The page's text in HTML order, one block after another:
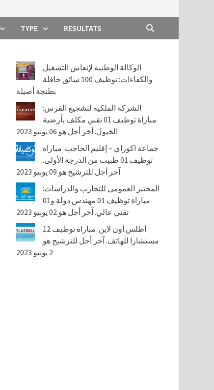
TYPE RESULTATS
الوكالة الوطنية لإنعاش التشغيل
والكفاءات: توظيف 100 سائق حافلة
بطنجة أصيلة
الشركة الملكية لتشجيع الفرس:
مباراة توظيف 01 تقني مكلف بأرضية
الخيول. آخر أجل هو 06 يونيو 2023
جماعة اكوراي – إقليم الحاجب: مباراة
توظيف 01 طبيب من الدرجة الأولى.
آخر أجل للترشيح هو 09 يونيو 2023
المختبر العمومي للتجارب والدراسات:
مباراة توظيف 01 مهندس دولة و01
تقني عالي. آخر أجل هو 02 يونيو 2023
أطلس أون لاين: مباراة توظيف 12
مستشارا للهاتف. آخر أجل للترشيح هو
2 يونيو 2023